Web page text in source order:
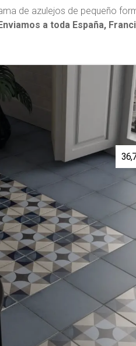
de azulejos de pequeño
a toda España,